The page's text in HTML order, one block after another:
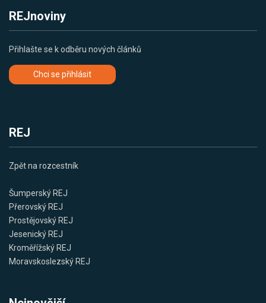
REJnoviny
Přihlašte se k odběru nových článků
Chci se přihlásit
REJ
Zpět na rozcestník
Šumperský REJ
Přerovský REJ
Prostějovský REJ
Jesenický REJ
Kroměřížský REJ
Moravskoslezský REJ